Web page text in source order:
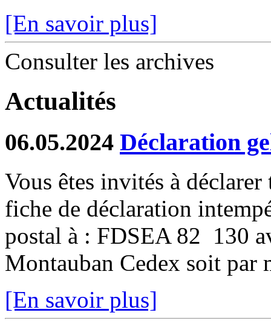
[En savoir plus]
Consulter les archives
Actualités
06.05.2024 Déclaration
Vous êtes invités à
fiche de déclaration
postal à : FDSEA 82 130
Montauban Cedex soit par
[En savoir plus]